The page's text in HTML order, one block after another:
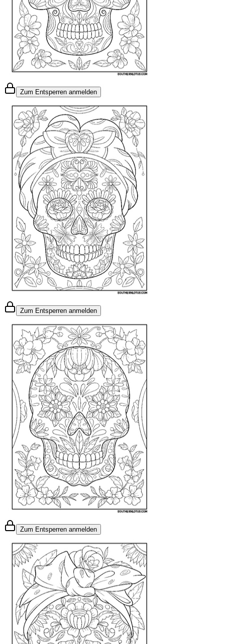
Zum Entsperren anmelden
Zum Entsperren anmelden
Zum Entsperren anmelden